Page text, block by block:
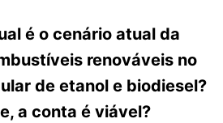
é o cenário atual da
renováveis no
de etanol e biodiesel?
a conta é viável?